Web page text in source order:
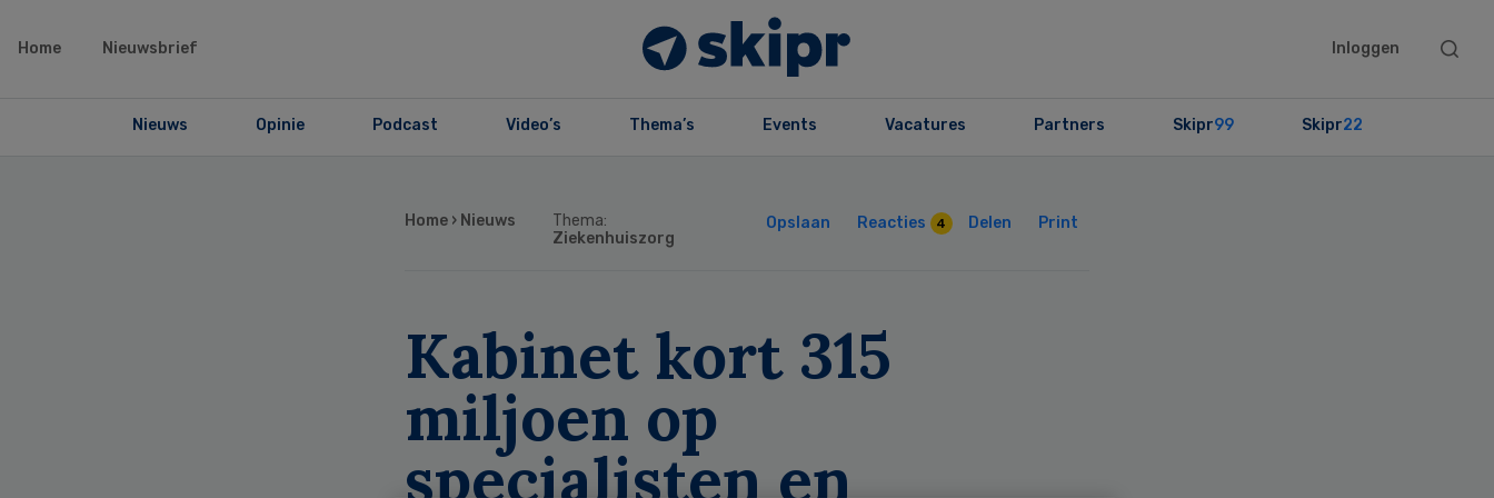
Home Nieuwsbrief Inloggen
Search
Nieuws Opinie Podcast Video’s Thema’s Events Vacatures Partners Skipr99 Skipr22
Home › Nieuws
Thema:
Ziekenhuiszorg
Opslaan Reacties 4 Delen Print
Kabinet kort 315
miljoen op
specialisten en